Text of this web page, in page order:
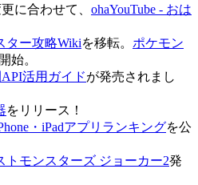
に合わせて、 ohaYouTube - おは
ター攻略Wikiを移転。 ポケモン
開始。
活用ガイドが発売されまし
をリリース！
・iPadアプリランキングを公
トモンスターズ ジョーカー2発